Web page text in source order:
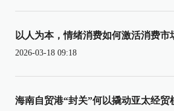
以人为本，情绪消费如何激活消费市
2026-03-18 09:18
海南自贸港“封关”何以撬动亚太经贸